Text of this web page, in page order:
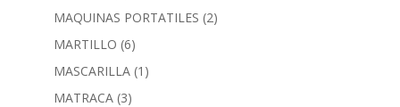
MAQUINAS PORTATILES (2)
MARTILLO (6)
MASCARILLA (1)
MATRACA (3)